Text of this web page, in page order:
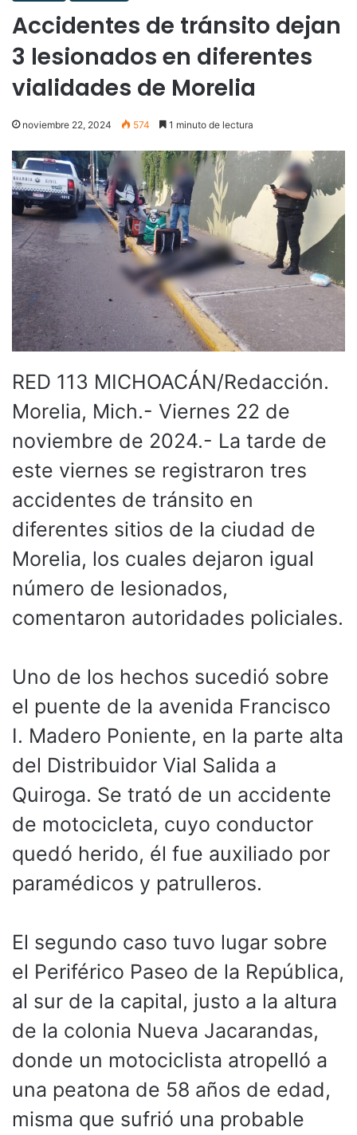
Accidentes de tránsito dejan
3 lesionados en diferentes
vialidades de Morelia
noviembre 22, 2024 574 1 minuto de lectura
RED 113 MICHOACÁN/Redacción.
Morelia, Mich.- Viernes 22 de
noviembre de 2024.- La tarde de
este viernes se registraron tres
accidentes de tránsito en
diferentes sitios de la ciudad de
Morelia, los cuales dejaron igual
número de lesionados,
comentaron autoridades policiales.
Uno de los hechos sucedió sobre
el puente de la avenida Francisco
I. Madero Poniente, en la parte alta
del Distribuidor Vial Salida a
Quiroga. Se trató de un accidente
de motocicleta, cuyo conductor
quedó herido, él fue auxiliado por
paramédicos y patrulleros.
El segundo caso tuvo lugar sobre
el Periférico Paseo de la República,
al sur de la capital, justo a la altura
de la colonia Nueva Jacarandas,
donde un motociclista atropelló a
una peatona de 58 años de edad,
misma que sufrió una probable